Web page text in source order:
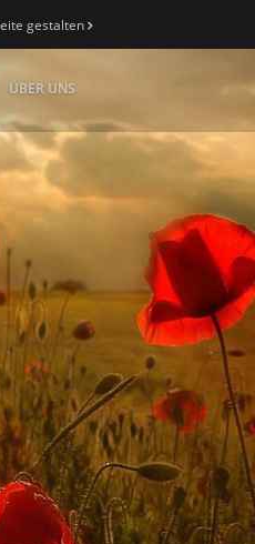
gestalten
ÜBER UNS